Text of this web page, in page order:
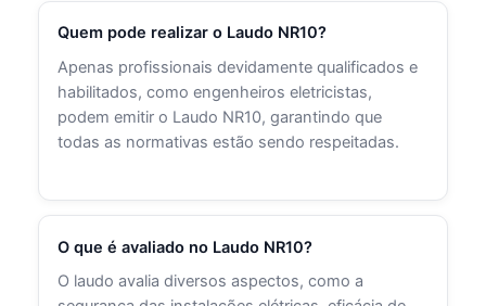
Quem pode realizar o Laudo NR10?
Apenas profissionais devidamente qualificados e
habilitados, como engenheiros eletricistas,
podem emitir o Laudo NR10, garantindo que
todas as normativas estão sendo respeitadas.
O que é avaliado no Laudo NR10?
O laudo avalia diversos aspectos, como a